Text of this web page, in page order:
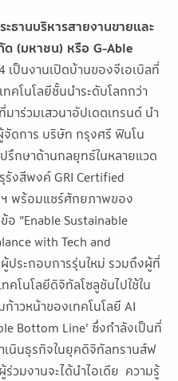
ธานบริหารสายงานขายและ
(มหาชน) หรือ G-Able
เป็นงานเปิดบ้านของจีเอเบิลที่
คโนโลยีชั้นนำระดับโลกกว่า
าร่วมเสวนาอัปเดตเทรนด์ นำ
ดการ บริษัท กรุงศรี ฟินโน
รึกษาด้านกลยุทธ์ในหลายแวด
งสีพงค์ GRI Certified
ฯ พร้อมแชร์ศักยภาพของ
อ “Enable Sustainable
with Tech and
ประกอบการรุ่นใหม่ รวมถึงผู้ที่
คโนโลยีดิจิทัลโซลูชันไปใช้ใน
าวหน้าของเทคโนโลยี AI
Bottom Line’ ซึ่งกำลังเป็นที่
เนินธุรกิจในยุคดิจิทัลทรานส์ฟ
วมงานจะได้นำไอเดีย ความรู้